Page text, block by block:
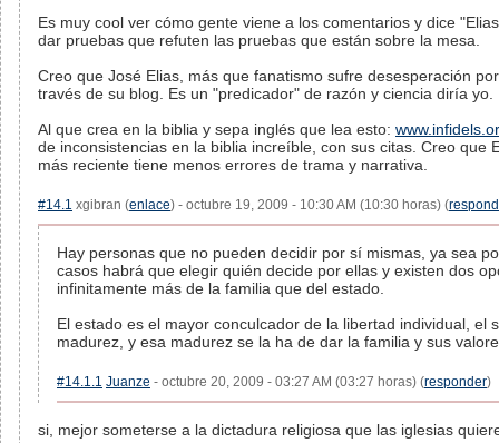
Es muy cool ver cómo gente viene a los comentarios y dice
dar pruebas que refuten las pruebas que están sobre la mesa.
Creo que José Elias, más que fanatismo sufre desesperación
través de su blog. Es un "predicador" de razón y ciencia diría yo.
Al que crea en la biblia y sepa inglés que lea esto:
de inconsistencias en la biblia increíble, con sus citas. Creo
más reciente tiene menos errores de trama y narrativa.
#14.1 xgibran (enlace) - octubre 19, 2009 - 10:30 AM (10:30 horas) (
Hay personas que no pueden decidir por sí mismas, ya sea
casos habrá que elegir quién decide por ellas y existen dos
infinitamente más de la familia que del estado.
El estado es el mayor conculcador de la libertad individual,
madurez, y esa madurez se la ha de dar la familia y sus
#14.1.1 Juanze - octubre 20, 2009 - 03:27 AM (03:27 horas) (responder)
si, mejor someterse a la dictadura religiosa que las iglesias